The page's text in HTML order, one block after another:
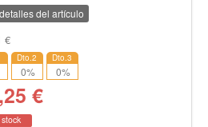
del artículo
€
Dto.2
0%
Dto.3
0%
€